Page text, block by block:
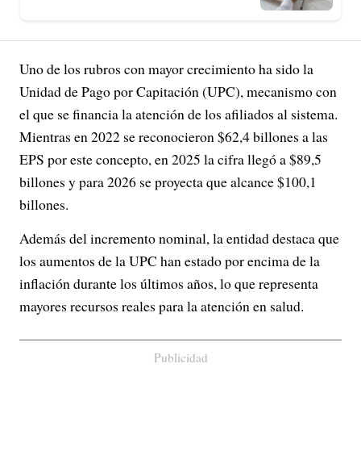
Uno de los rubros con mayor crecimiento ha sido la
Unidad de Pago por Capitación (UPC), mecanismo con
el que se financia la atención de los afiliados al sistema.
Mientras en 2022 se reconocieron $62,4 billones a las
EPS por este concepto, en 2025 la cifra llegó a $89,5
billones y para 2026 se proyecta que alcance $100,1
billones.
Además del incremento nominal, la entidad destaca que
los aumentos de la UPC han estado por encima de la
inflación durante los últimos años, lo que representa
mayores recursos reales para la atención en salud.
Publicidad